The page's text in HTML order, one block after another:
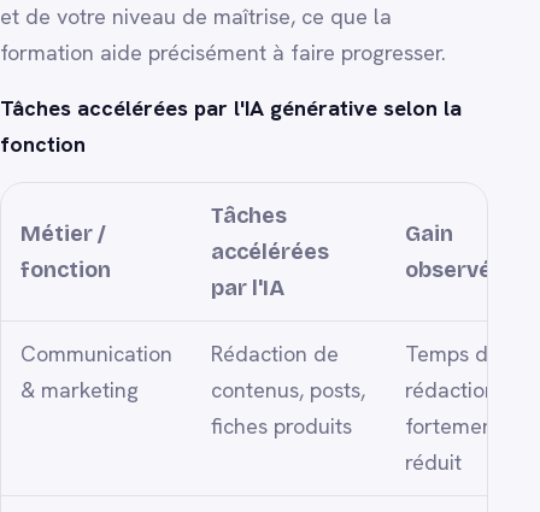
et de votre niveau de maîtrise, ce que la
formation aide précisément à faire progresser.
Tâches accélérées par l'IA générative selon la
fonction
Métier /
fonction
Tâches
accélérées
par l'IA
Gain
observé
Communication
& marketing
Rédaction de
contenus, posts,
fiches produits
Temps de
rédaction
fortement
réduit